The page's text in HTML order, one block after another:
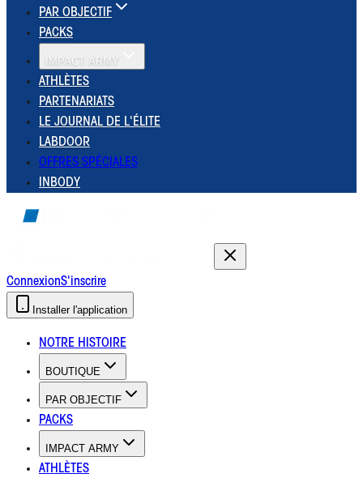
PAR OBJECTIF
PACKS
IMPACT ARMY
ATHLÈTES
PARTENARIATS
LE JOURNAL DE L'ÉLITE
LABDOOR
OFFRES SPÉCIALES
INBODY
ConnexionS'inscrire
Installer l'application
NOTRE HISTOIRE
BOUTIQUE
PAR OBJECTIF
PACKS
IMPACT ARMY
ATHLÈTES